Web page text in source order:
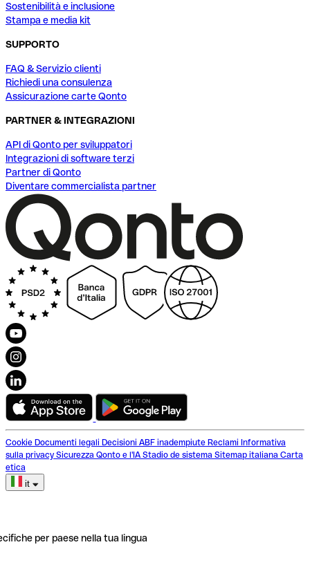
Sostenibilità e inclusione
Stampa e media kit
SUPPORTO
FAQ & Servizio clienti
Richiedi una consulenza
Assicurazione carte Qonto
PARTNER & INTEGRAZIONI
API di Qonto per sviluppatori
Integrazioni di software terzi
Partner di Qonto
Diventare commercialista partner
Cookie Documenti legali Decisioni ABF inadempiute Reclami Informativa
sulla privacy Sicurezza Qonto e l'IA Stadio de sistema Sitemap italiana Carta
etica
it
per paese nella tua lingua